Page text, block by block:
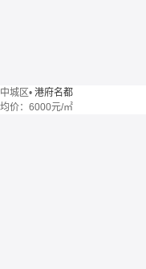
中城区• 港府名都
均价： 6000元/㎡